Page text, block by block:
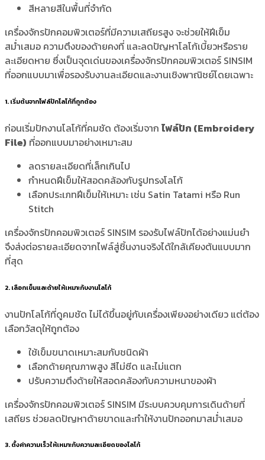
สีหลายสีในพื้นที่จำกัด
เครื่องจักรปักคอมพิวเตอร์ที่มีความเสถียรสูง จะช่วยให้ฝีเข็ม
สม่ำเสมอ ความตึงของด้ายคงที่ และลดปัญหาโลโก้เบี้ยวหรือราย
ละเอียดหาย ซึ่งเป็นจุดเด่นของเครื่องจักรปักคอมพิวเตอร์ SINSIM
ที่ออกแบบมาเพื่อรองรับงานละเอียดและงานเชิงพาณิชย์โดยเฉพาะ
1. เริ่มต้นจากไฟล์ปักโลโก้ที่ถูกต้อง
ก่อนเริ่มปักงานโลโก้ที่คมชัด ต้องเริ่มจาก ไฟล์ปัก (Embroidery
File) ที่ออกแบบมาอย่างเหมาะสม
ลดรายละเอียดที่เล็กเกินไป
กำหนดฝีเข็มให้สอดคล้องกับรูปทรงโลโก้
เลือกประเภทฝีเข็มให้เหมาะ เช่น Satin Tatami หรือ Run
Stitch
เครื่องจักรปักคอมพิวเตอร์ SINSIM รองรับไฟล์ปักได้อย่างแม่นยำ
จึงส่งต่อรายละเอียดจากไฟล์สู่ชิ้นงานจริงได้ใกล้เคียงต้นแบบมาก
ที่สุด
2. เลือกเข็มและด้ายให้เหมาะกับงานโลโก้
งานปักโลโก้ที่ดูคมชัด ไม่ได้ขึ้นอยู่กับเครื่องเพียงอย่างเดียว แต่ต้อง
เลือกวัสดุให้ถูกต้อง
ใช้เข็มขนาดเหมาะสมกับชนิดผ้า
เลือกด้ายคุณภาพสูง สีไม่ซีด และไม่แตก
ปรับความตึงด้ายให้สอดคล้องกับความหนาของผ้า
เครื่องจักรปักคอมพิวเตอร์ SINSIM มีระบบควบคุมการเดินด้ายที่
เสถียร ช่วยลดปัญหาด้ายขาดและทำให้งานปักออกมาสม่ำเสมอ
3. ตั้งค่าความเร็วให้เหมาะกับความละเอียดของโลโก้